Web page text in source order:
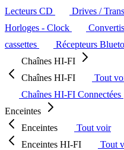
Lecteurs CD
Drives /
Horloges - Clock
cassettes
Récepteurs
Chaînes HI-FI
Chaînes HI-FI
Tout
Chaînes HI-FI Connectées
Enceintes
Enceintes
Tout voir
Enceintes HI-FI
Tout